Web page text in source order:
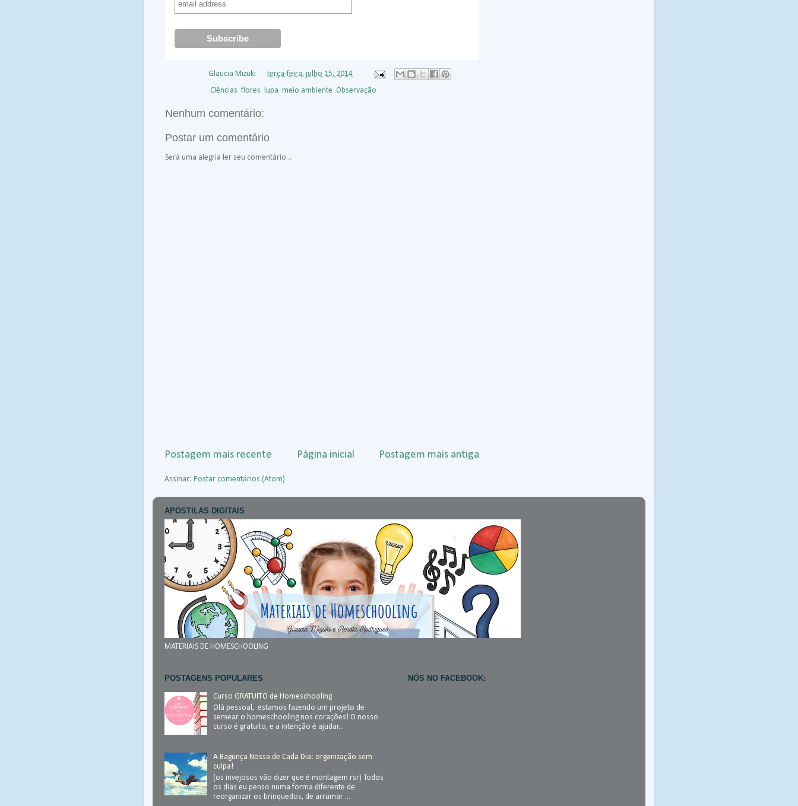
Glaucia Mizuki àsterça-feira, julho 15, 2014
CIências ,flores lupa meio ambiente Observação
Nenhum comentário:
Postar um comentário
Será uma alegria ler seu comentário...
Postagem mais recente Postagem mais antiga
Página inicial
Assinar: Postar comentários (Atom)
APOSTILAS DIGITAIS
MATERIAIS DE HOMESCHOOLING
POSTAGENS POPULARES
Curso GRATUITO de Homeschooling
Olá pessoal, estamos fazendo um projeto de
semear o homeschooling nos corações! O nosso
curso é gratuito, e a intenção é ajudar...
A Bagunça Nossa de Cada Dia: organização sem
culpa!
(os invejosos vão dizer que é montagem rsr) Todos
os dias eu penso numa forma diferente de
reorganizar os brinquedos, de arrumar ...
NÓS NO FACEBOOK: